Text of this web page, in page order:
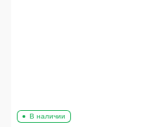
В наличии